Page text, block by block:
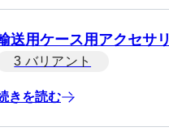
輸送用ケース用アクセサリ
3 バリアント
続きを読む